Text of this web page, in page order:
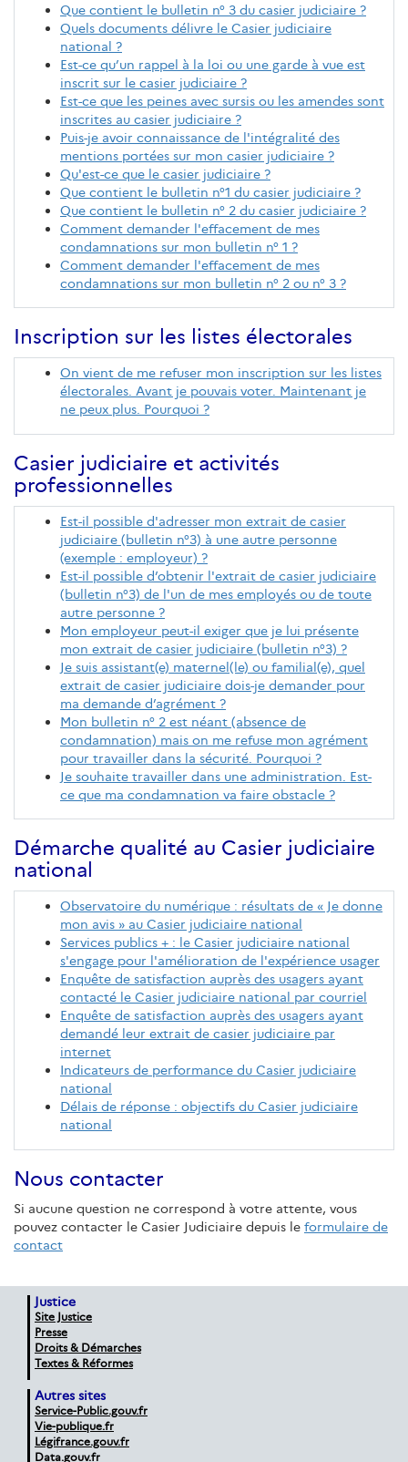
Que contient le bulletin n° 3 du casier judiciaire ?
Quels documents délivre le Casier judiciaire
national ?
Est-ce qu’un rappel à la loi ou une garde à vue est
inscrit sur le casier judiciaire ?
Est-ce que les peines avec sursis ou les amendes sont
inscrites au casier judiciaire ?
Puis-je avoir connaissance de l'intégralité des
mentions portées sur mon casier judiciaire ?
Qu'est-ce que le casier judiciaire ?
Que contient le bulletin n°1 du casier judiciaire ?
Que contient le bulletin n° 2 du casier judiciaire ?
Comment demander l'effacement de mes
condamnations sur mon bulletin n° 1 ?
Comment demander l'effacement de mes
condamnations sur mon bulletin n° 2 ou n° 3 ?
Inscription sur les listes électorales
On vient de me refuser mon inscription sur les listes
électorales. Avant je pouvais voter. Maintenant je
ne peux plus. Pourquoi ?
Casier judiciaire et activités
professionnelles
Est-il possible d'adresser mon extrait de casier
judiciaire (bulletin n°3) à une autre personne
(exemple : employeur) ?
Est-il possible d’obtenir l'extrait de casier judiciaire
(bulletin n°3) de l'un de mes employés ou de toute
autre personne ?
Mon employeur peut-il exiger que je lui présente
mon extrait de casier judiciaire (bulletin n°3) ?
Je suis assistant(e) maternel(le) ou familial(e), quel
extrait de casier judiciaire dois-je demander pour
ma demande d’agrément ?
Mon bulletin n° 2 est néant (absence de
condamnation) mais on me refuse mon agrément
pour travailler dans la sécurité. Pourquoi ?
Je souhaite travailler dans une administration. Est-
ce que ma condamnation va faire obstacle ?
Démarche qualité au Casier judiciaire
national
Observatoire du numérique : résultats de « Je donne
mon avis » au Casier judiciaire national
Services publics + : le Casier judiciaire national
s'engage pour l'amélioration de l'expérience usager
Enquête de satisfaction auprès des usagers ayant
contacté le Casier judiciaire national par courriel
Enquête de satisfaction auprès des usagers ayant
demandé leur extrait de casier judiciaire par
internet
Indicateurs de performance du Casier judiciaire
national
Délais de réponse : objectifs du Casier judiciaire
national
Nous contacter
Si aucune question ne correspond à votre attente, vous
pouvez contacter le Casier Judiciaire depuis le formulaire de
contact
Justice
Site Justice
Presse
Droits & Démarches
Textes & Réformes
Autres sites
Service-Public.gouv.fr
Vie-publique.fr
Légifrance.gouv.fr
Data.gouv.fr